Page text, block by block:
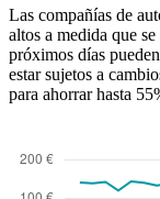
Las compañías de
altos a medida que
próximos días
estar sujetos a
para ahorrar hasta